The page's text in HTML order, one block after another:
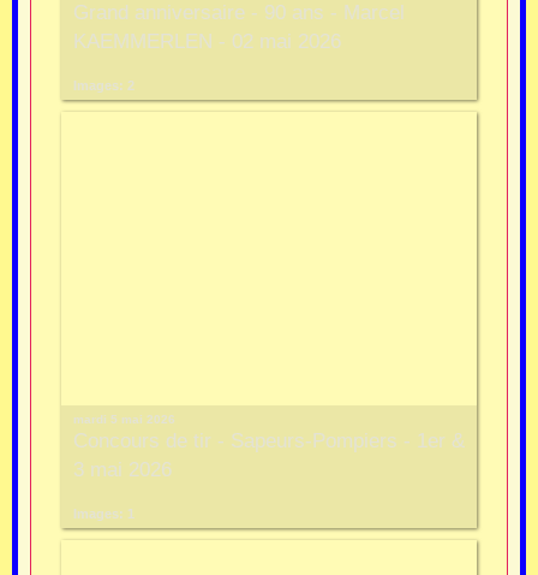
Grand anniversaire - 90 ans - Marcel
KAEMMERLEN - 02 mai 2026
Images: 2
mardi 5 mai 2026
Concours de tir - Sapeurs-Pompiers - 1er &
3 mai 2026
Images: 1